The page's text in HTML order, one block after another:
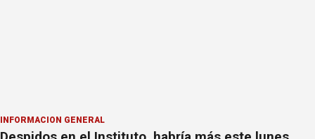
INFORMACION GENERAL